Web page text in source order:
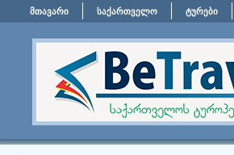
მთავარი საქართველო ტურები